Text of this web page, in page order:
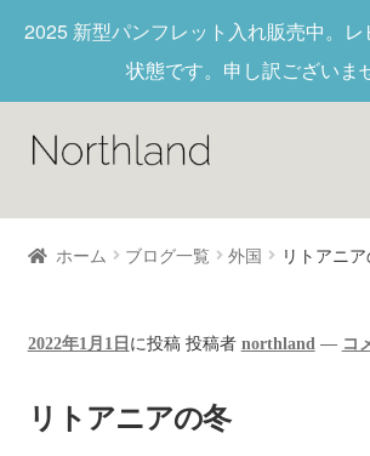
2025 新型パンフレット入れ販売中。
状態です。申し訳ございま
Home
新作商品
ホーム ブログ一覧 外国 リトアニ
2022年1月1日 に投稿 投稿者 northland — コ
リトアニアの冬